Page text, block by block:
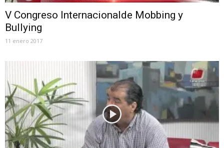
V Congreso Internacionalde Mobbing y
Bullying
11 enero 2017